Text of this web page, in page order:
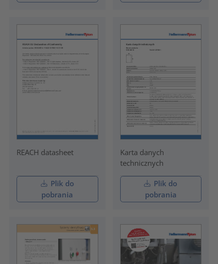
REACH datasheet
Plik do
pobrania
Karta danych
technicznych
Plik do
pobrania